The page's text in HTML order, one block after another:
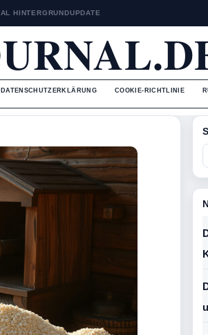
HINTERGRUNDUPDATE
DATENSCHUTZERKLÄRUNG COOKIE-RICHTLINIE